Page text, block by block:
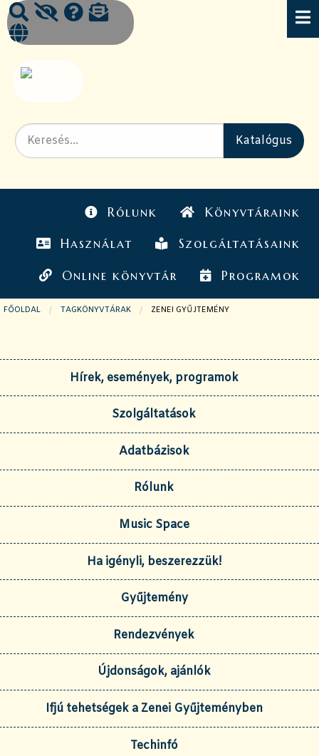
Rólunk Könyvtáraink
Használat Szolgáltatásaink
Online könyvtár Programok
FŐOLDAL TAGKÖNYVTÁRAK JELENLEGI OLDAL:
ZENEI GYŰJTEMÉNY
Hírek, események, programok
Szolgáltatások
Adatbázisok
Rólunk
Music Space
Ha igényli, beszerezzük!
Gyűjtemény
Rendezvények
Újdonságok, ajánlók
Ifjú tehetségek a Zenei Gyűjteményben
Techinfó